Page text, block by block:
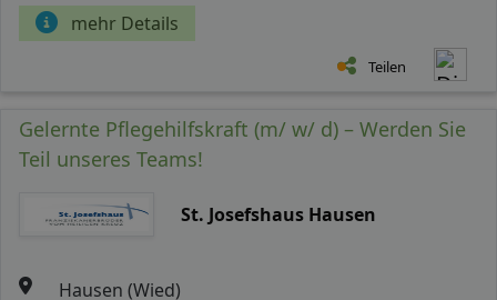
mehr Details
Teilen
Gelernte Pflegehilfskraft (m/ w/ d) – Werden Sie
Teil unseres Teams!
St. Josefshaus Hausen
Hausen (Wied)